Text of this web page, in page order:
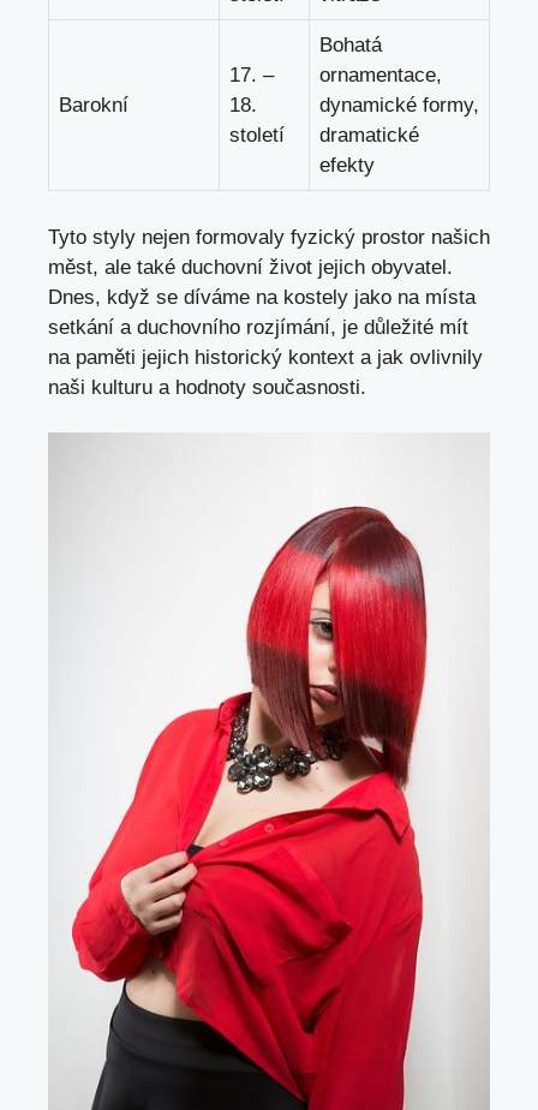
Barokní
17. –
18.
století
Bohatá
ornamentace,
⁤dynamické formy,
dramatické
efekty
Tyto styly nejen formovaly fyzický ⁢prostor našich
měst, ale⁤ také duchovní život jejich obyvatel.
Dnes,‌ když ‌se díváme na kostely jako na místa
setkání a⁤ duchovního​ rozjímání, je důležité mít
na paměti jejich historický‌ kontext a jak ovlivnily‌
naši kulturu a ⁣hodnoty⁤ současnosti.